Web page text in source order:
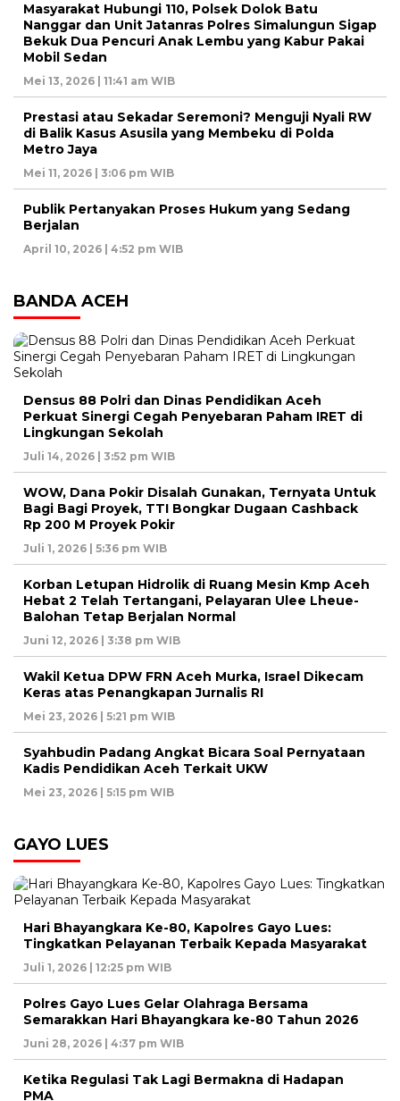
Masyarakat Hubungi 110, Polsek Dolok Batu
Nanggar dan Unit Jatanras Polres Simalungun Sigap
Bekuk Dua Pencuri Anak Lembu yang Kabur Pakai
Mobil Sedan
Mei 13, 2026 | 11:41 am WIB
Prestasi atau Sekadar Seremoni? Menguji Nyali RW
di Balik Kasus Asusila yang Membeku di Polda
Metro Jaya
Mei 11, 2026 | 3:06 pm WIB
Publik Pertanyakan Proses Hukum yang Sedang
Berjalan
April 10, 2026 | 4:52 pm WIB
BANDA ACEH
Densus 88 Polri dan Dinas Pendidikan Aceh
Perkuat Sinergi Cegah Penyebaran Paham IRET di
Lingkungan Sekolah
Juli 14, 2026 | 3:52 pm WIB
WOW, Dana Pokir Disalah Gunakan, Ternyata Untuk
Bagi Bagi Proyek, TTI Bongkar Dugaan Cashback
Rp 200 M Proyek Pokir
Juli 1, 2026 | 5:36 pm WIB
Korban Letupan Hidrolik di Ruang Mesin Kmp Aceh
Hebat 2 Telah Tertangani, Pelayaran Ulee Lheue-
Balohan Tetap Berjalan Normal
Juni 12, 2026 | 3:38 pm WIB
Wakil Ketua DPW FRN Aceh Murka, Israel Dikecam
Keras atas Penangkapan Jurnalis RI
Mei 23, 2026 | 5:21 pm WIB
Syahbudin Padang Angkat Bicara Soal Pernyataan
Kadis Pendidikan Aceh Terkait UKW
Mei 23, 2026 | 5:15 pm WIB
GAYO LUES
Hari Bhayangkara Ke-80, Kapolres Gayo Lues:
Tingkatkan Pelayanan Terbaik Kepada Masyarakat
Juli 1, 2026 | 12:25 pm WIB
Polres Gayo Lues Gelar Olahraga Bersama
Semarakkan Hari Bhayangkara ke-80 Tahun 2026
Juni 28, 2026 | 4:37 pm WIB
Ketika Regulasi Tak Lagi Bermakna di Hadapan
PMA